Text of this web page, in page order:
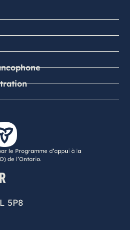
le Programme d’appui à la
de l’Ontario.
5P8